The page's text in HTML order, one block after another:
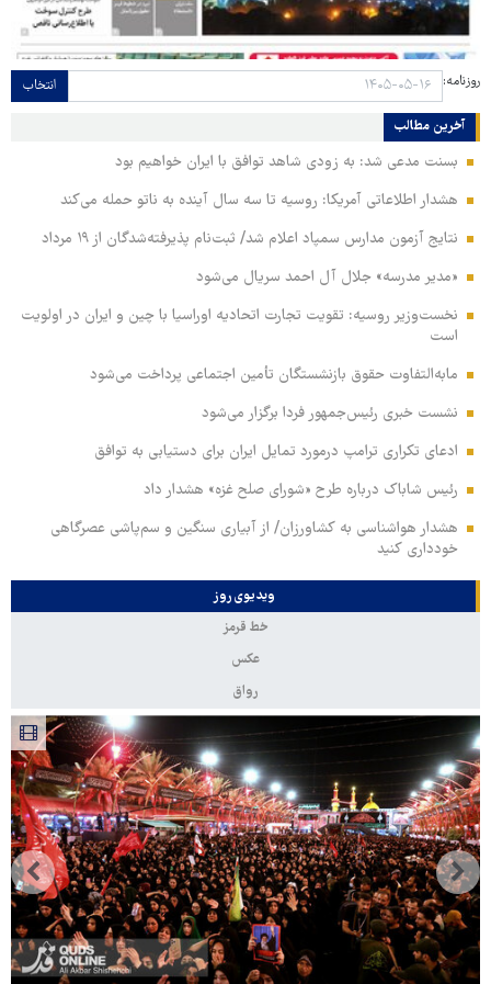
روزنامه: انتخاب
آخرین مطالب
بسنت مدعی شد: به زودی شاهد توافق با ایران خواهیم بود
هشدار اطلاعاتی آمریکا: روسیه تا سه سال آینده به ناتو حمله می‌کند
نتایج آزمون مدارس سمپاد اعلام شد/ ثبت‌نام پذیرفته‌شدگان از ۱۹ مرداد
«مدیر مدرسه» جلال آل احمد سریال می‌شود
نخست‌وزیر روسیه:‌ تقویت تجارت اتحادیه اوراسیا با چین و ایران در اولویت
است
مابه‌التفاوت حقوق بازنشستگان تأمین اجتماعی پرداخت می‌شود
نشست خبری رئیس‌جمهور فردا برگزار می‌شود
ادعای تکراری ترامپ درمورد تمایل ایران برای دستیابی به توافق
رئیس شاباک درباره طرح «شورای صلح غزه» هشدار داد
هشدار هواشناسی به کشاورزان/ از آبیاری سنگین و سم‌پاشی عصرگاهی
خودداری کنید
ویدیوی روز
خط قرمز
عکس
رواق